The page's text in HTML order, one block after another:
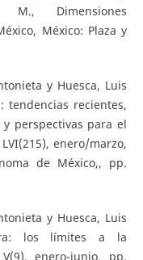
Dimensiones
México: Plaza y
y Huesca, Luis
tendencias recientes,
perspectivas para el
enero/marzo,
de México,, pp.
y Huesca, Luis
los límites a la
enero-junio, pp.